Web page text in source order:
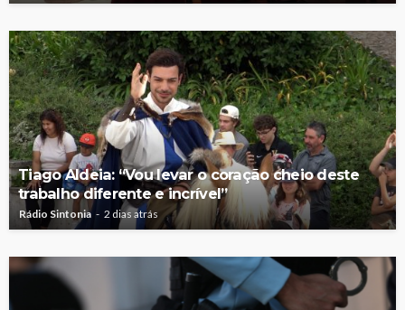
Tiago Aldeia: “Vou levar o coração cheio deste
trabalho diferente e incrível”
Rádio Sintonia 2 dias atrás